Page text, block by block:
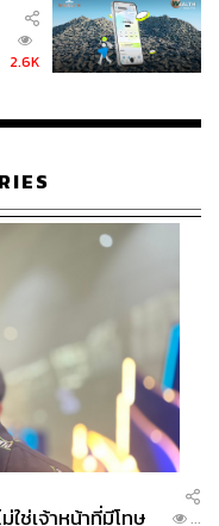
2.6K
ช่เจ้าหน้าที่มีโทษ
...